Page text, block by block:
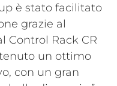
è stato facilitato
grazie al
Control Rack CR
un ottimo
con un gran